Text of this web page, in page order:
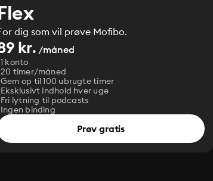
dig som vil prøve Mofibo.
kr. /måned
1 konto
20 timer/måned
Gem op til 100 ubrugte timer
Eksklusivt indhold hver uge
Fri lytning til podcasts
Ingen binding
Prøv gratis